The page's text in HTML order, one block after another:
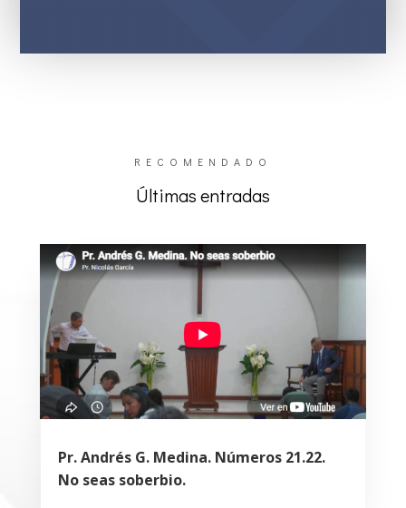
RECOMENDADO
Últimas entradas
Pr. Andrés G. Medina. Números 21.22.
No seas soberbio.